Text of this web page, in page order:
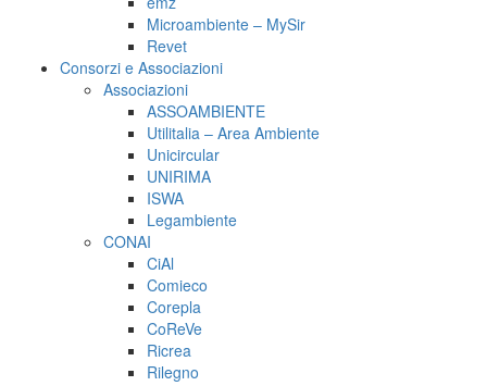
Microambiente – MySir
Revet
Consorzi e Associazioni
Associazioni
ASSOAMBIENTE
Utilitalia – Area Ambiente
Unicircular
UNIRIMA
ISWA
Legambiente
CONAI
CiAl
Comieco
Corepla
CoReVe
Ricrea
Rilegno